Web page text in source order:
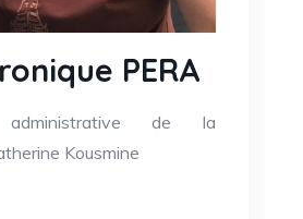
PERA
administrative de la
Kousmine